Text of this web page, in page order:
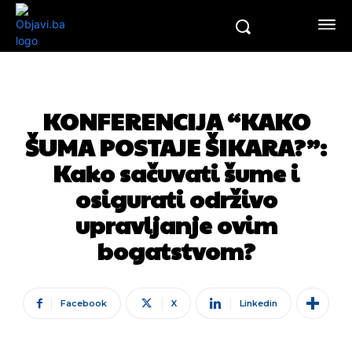
KONFERENCIJA “KAKO
ŠUMA POSTAJE ŠIKARA?”:
Kako sačuvati šume i
osigurati održivo
upravljanje ovim
bogatstvom?
Facebook X Linkedin